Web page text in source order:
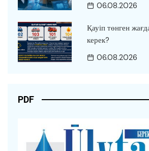
06.08.2026
Қауіп төнген
керек?
06.08.2026
PDF